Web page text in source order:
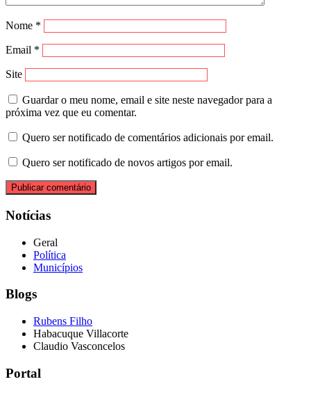
Nome *
Email *
Site
Guardar o meu nome, email e site neste navegador para a
próxima vez que eu comentar.
Quero ser notificado de comentários adicionais por email.
Quero ser notificado de novos artigos por email.
Notícias
Geral
Política
Municípios
Blogs
Rubens Filho
Habacuque Villacorte
Claudio Vasconcelos
Portal